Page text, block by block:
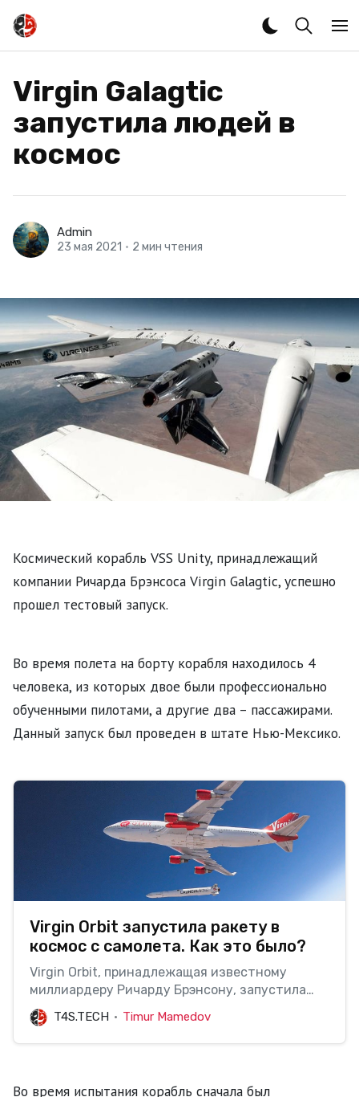
Virgin Galagtic
запустила людей в
космос
Admin
23 мая 2021 • 2 мин чтения
Космический корабль VSS Unity, принадлежащий
компании Ричарда Брэнсоса Virgin Galagtic, успешно
прошел тестовый запуск.
Во время полета на борту корабля находилось 4
человека, из которых двое были профессионально
обученными пилотами, а другие два – пассажирами.
Данный запуск был проведен в штате Нью-Мексико.
Virgin Orbit запустила ракету в
космос с самолета. Как это было?
Virgin Orbit, принадлежащая известному
миллиардеру Ричарду Брэнсону, запустила
вкосмос свою первую ракету под названием
LauncherOne с самолета Boeing 747. Это
первый успешный запуск ракеты данной
T4S.TECH Timur Mamedov
Во время испытания корабль сначала был